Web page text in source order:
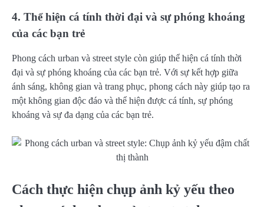
4. Thể hiện cá tính thời đại và sự phóng khoáng
của các bạn trẻ
Phong cách urban và street style còn giúp thể hiện cá tính thời
đại và sự phóng khoáng của các bạn trẻ. Với sự kết hợp giữa
ánh sáng, không gian và trang phục, phong cách này giúp tạo ra
một không gian độc đáo và thể hiện được cá tính, sự phóng
khoáng và sự đa dạng của các bạn trẻ.
Cách thực hiện chụp ảnh kỷ yếu theo